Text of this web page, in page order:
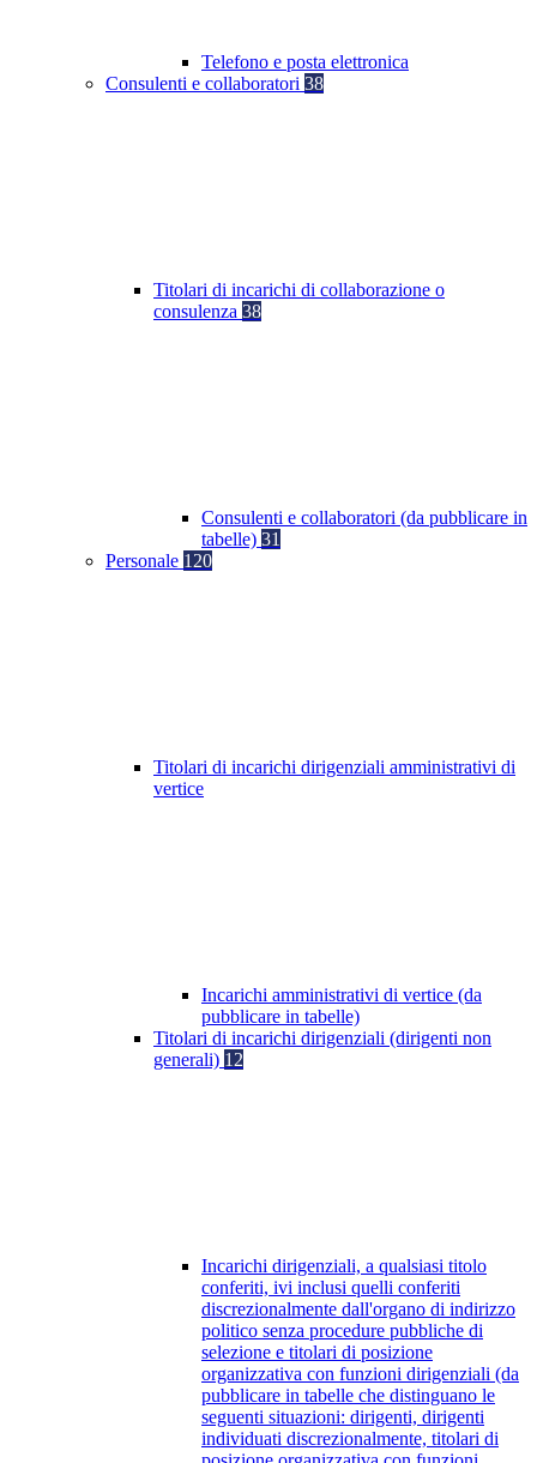
Telefono e posta elettronica
Consulenti e collaboratori 38
Titolari di incarichi di collaborazione o
consulenza 38
Consulenti e collaboratori (da pubblicare in
tabelle) 31
Personale 120
Titolari di incarichi dirigenziali amministrativi di
vertice
Incarichi amministrativi di vertice (da
pubblicare in tabelle)
Titolari di incarichi dirigenziali (dirigenti non
generali) 12
Incarichi dirigenziali, a qualsiasi titolo
conferiti, ivi inclusi quelli conferiti
discrezionalmente dall'organo di indirizzo
politico senza procedure pubbliche di
selezione e titolari di posizione
organizzativa con funzioni dirigenziali (da
pubblicare in tabelle che distinguano le
seguenti situazioni: dirigenti, dirigenti
individuati discrezionalmente, titolari di